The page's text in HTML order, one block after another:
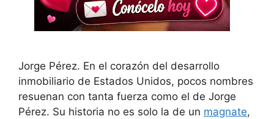
Jorge Pérez. En el corazón del desarrollo
inmobiliario de Estados Unidos, pocos nombres
resuenan con tanta fuerza como el de Jorge
Pérez. Su historia no es solo la de un magnate,